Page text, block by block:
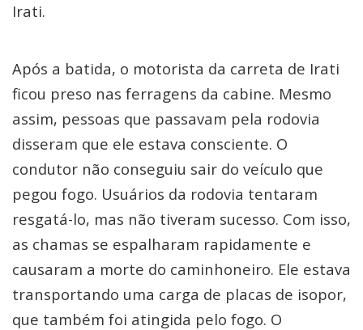
Irati.
Após a batida, o motorista da carreta de Irati
ficou preso nas ferragens da cabine. Mesmo
assim, pessoas que passavam pela rodovia
disseram que ele estava consciente. O
condutor não conseguiu sair do veículo que
pegou fogo. Usuários da rodovia tentaram
resgatá-lo, mas não tiveram sucesso. Com isso,
as chamas se espalharam rapidamente e
causaram a morte do caminhoneiro. Ele estava
transportando uma carga de placas de isopor,
que também foi atingida pelo fogo. O